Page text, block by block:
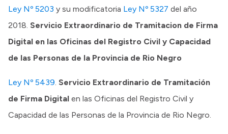
Ley Nº 5203 y su modificatoria Ley Nº 5327 del año
2018. Servicio Extraordinario de Tramitacion de Firma
Digital en las Oficinas del Registro Civil y Capacidad
de las Personas de la Provincia de Rio Negro
Ley Nº 5439. Servicio Extraordinario de Tramitación
de Firma Digital en las Oficinas del Registro Civil y
Capacidad de las Personas de la Provincia de Rio Negro.